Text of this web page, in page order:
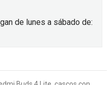
de lunes a sábado de: